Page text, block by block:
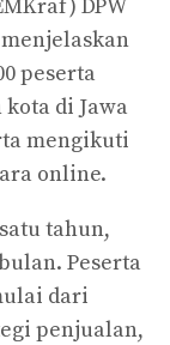
DPW
peserta
di Jawa
mengikuti
online.
tahun,
Peserta
dari
penjualan,